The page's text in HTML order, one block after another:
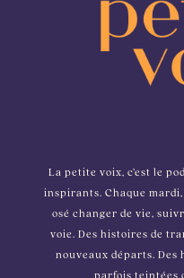
La petite voix, c’est le
inspirants. Chaque
osé changer de vie,
voie. Des histoires de
nouveaux départs. Des